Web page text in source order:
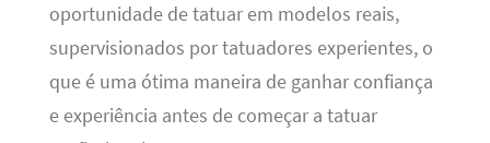
oportunidade de tatuar em modelos reais,
supervisionados por tatuadores experientes, o
que é uma ótima maneira de ganhar confiança
e experiência antes de começar a tatuar